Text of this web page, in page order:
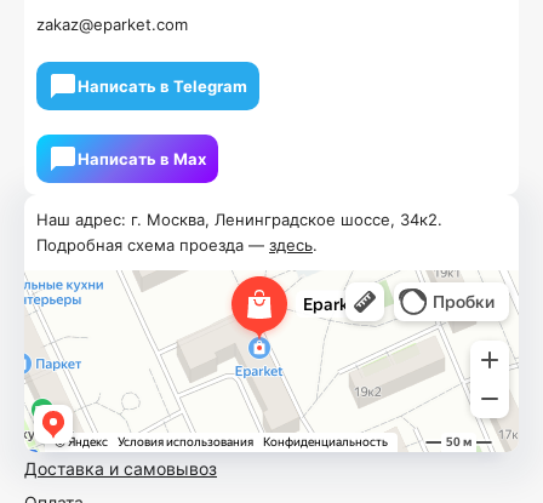
Доставка и самовывоз
Наш адрес: г. Москва, Ленинградское шоссе, 34к2.
Подробная схема проезда — здесь.
zakaz@eparket.com
Написать в Telegram
Написать в Мах